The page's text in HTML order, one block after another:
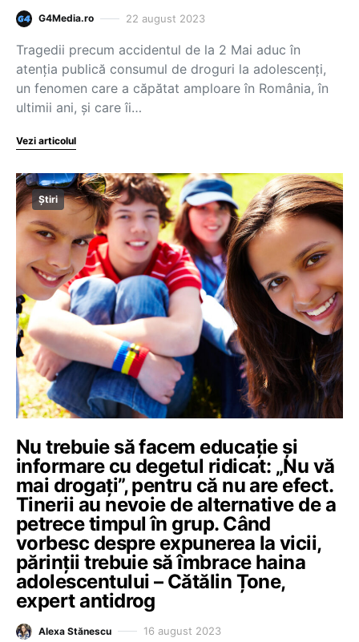
G4Media.ro 22 august 2023
Tragedii precum accidentul de la 2 Mai aduc în
atenția publică consumul de droguri la adolescenți,
un fenomen care a căpătat amploare în România, în
ultimii ani, și care îi…
Vezi articolul
Știri
Nu trebuie să facem educație și
informare cu degetul ridicat: „Nu vă
mai drogați”, pentru că nu are efect.
Tinerii au nevoie de alternative de a
petrece timpul în grup. Când
vorbesc despre expunerea la vicii,
părinții trebuie să îmbrace haina
adolescentului – Cătălin Țone,
expert antidrog
Alexa Stănescu 16 august 2023